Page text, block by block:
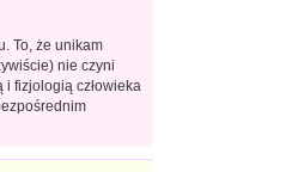
To, że unikam
nie czyni
i fizjologią człowieka